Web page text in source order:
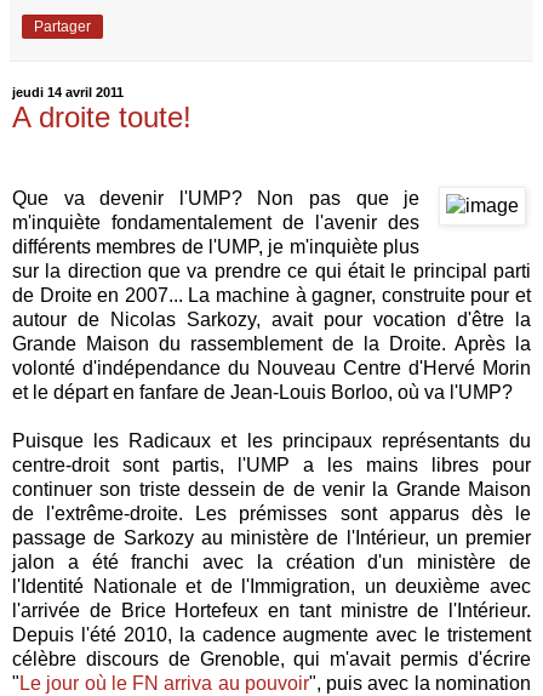
Partager
jeudi 14 avril 2011
A droite toute!
Que va devenir l'UMP? Non pas que je
m'inquiète fondamentalement de l'avenir des
différents membres de l'UMP, je m'inquiète plus
sur la direction que va prendre ce qui était le principal parti
de Droite en 2007... La machine à gagner, construite pour et
autour de Nicolas Sarkozy, avait pour vocation d'être la
Grande Maison du rassemblement de la Droite. Après la
volonté d'indépendance du Nouveau Centre d'Hervé Morin
et le départ en fanfare de Jean-Louis Borloo, où va l'UMP?
Puisque les Radicaux et les principaux représentants du
centre-droit sont partis, l'UMP a les mains libres pour
continuer son triste dessein de de venir la Grande Maison
de l'extrême-droite. Les prémisses sont apparus dès le
passage de Sarkozy au ministère de l'Intérieur, un premier
jalon a été franchi avec la création d'un ministère de
l'Identité Nationale et de l'Immigration, un deuxième avec
l'arrivée de Brice Hortefeux en tant ministre de l'Intérieur.
Depuis l'été 2010, la cadence augmente avec le tristement
célèbre discours de Grenoble, qui m'avait permis d'écrire
" Le jour où le FN arriva au pouvoir", puis avec la nomination